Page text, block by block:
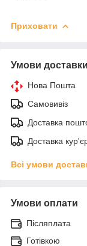
Приховати
Умови доставки
Нова Пошта
Самовивіз
Доставка
Доставка
Всі умови
Умови оплати
Післяплата
Готівкою